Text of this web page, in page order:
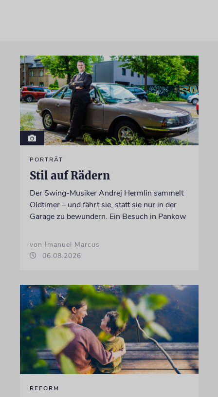
PORTRÄT
Stil auf Rädern
Der Swing-Musiker Andrej Hermlin sammelt
Oldtimer – und fährt sie, statt sie nur in der
Garage zu bewundern. Ein Besuch in Pankow
von Imanuel Marcus
06.08.2026
REFORM